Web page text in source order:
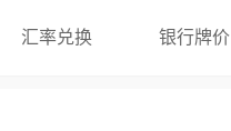
汇率兑换 银行牌价